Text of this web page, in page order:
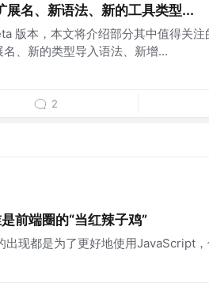
名、新语法、新的工具类型...
版本，本文将介绍部分其中值得关注
、新的类型导入语法、新增...
2
前端圈的“当红辣子鸡”
现都是为了更好地使用JavaScript